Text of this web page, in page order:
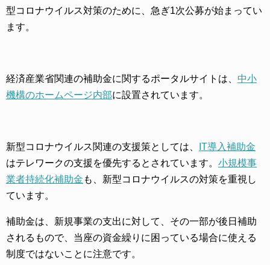
型コロナウイルス対策のために、急ぎ1次公募が始まってい
ます。
経済産業省関連の補助金に関するポータルサイトは、 中小
機構のホームページ内部に設置されています。
新型コロナウイルス関連の支援策としては、
IT導入補助金
はテレワークの支援を優先するとされています。 小規模事
業者持続化補助金 も、新型コロナウイルスの対策を重視し
ています。
補助金は、新規事業の支出に対して、その一部が後日補助
されるもので、当座の資金繰りに困っている場合に使える
制度ではないことに注意です。